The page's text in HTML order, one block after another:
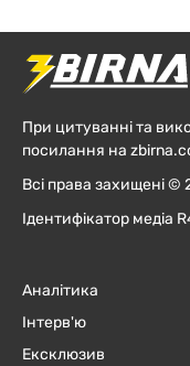
При цитуванні та
посилання на
Всі права захищені
Ідентифікатор медіа
Аналітика
Інтерв'ю
Ексклюзив